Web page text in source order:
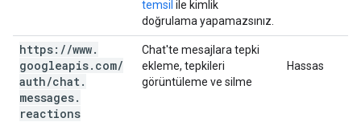
temsil ile kimlik
doğrulama yapamazsınız.
https: //www.
googleapis. com/
auth/chat.
messages.
reactions
Chat'te mesajlara tepki
ekleme, tepkileri
görüntüleme ve silme
Hassas